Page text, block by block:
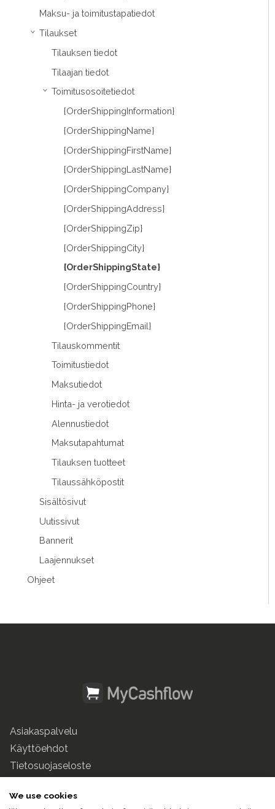
Maksu- ja toimitustapatiedot
› Tilaukset
Tilauksen tiedot
Tilaajan tiedot
› Toimitusosoitetiedot
{OrderShippingInformation}
{OrderShippingName}
{OrderShippingFirstName}
{OrderShippingLastName}
{OrderShippingCompany}
{OrderShippingAddress}
{OrderShippingZip}
{OrderShippingCity}
{OrderShippingState}
{OrderShippingCountry}
{OrderShippingPhone}
{OrderShippingEmail}
Tilauskommentit
Toimitustiedot
Maksutiedot
Hinta- ja verotiedot
Alennustiedot
Maksutapahtumat
Tilauksen tuotteet
Tilaussähköpostit
Sisältösivut
Uutissivut
Bannerit
Laajennukset
Ohjeet
Asiakaspalvelu
Käyttöehdot
Tietosuojaseloste
We use cookies